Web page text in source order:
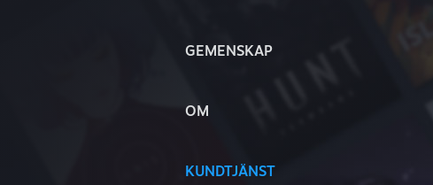
GEMENSKAP
OM
KUNDTJÄNST